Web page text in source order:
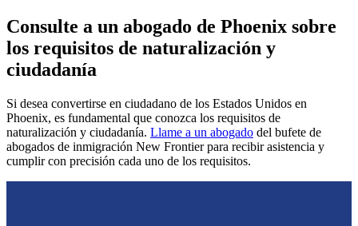
Consulte a un abogado de Phoenix sobre
los requisitos de naturalización y
ciudadanía
Si desea convertirse en ciudadano de los Estados Unidos en
Phoenix, es fundamental que conozca los requisitos de
naturalización y ciudadanía. Llame a un abogado del bufete de
abogados de inmigración New Frontier para recibir asistencia y
cumplir con precisión cada uno de los requisitos.